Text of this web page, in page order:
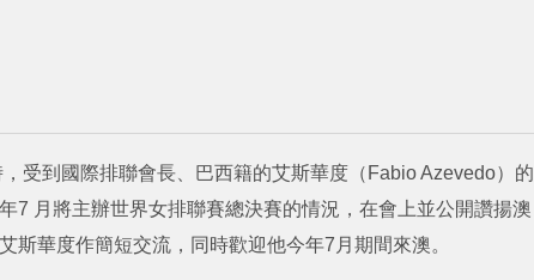
受到國際排聯會長、巴西籍的艾斯華度（Fabio Azevedo）的
7 月將主辦世界女排聯賽總決賽的情況，在會上並公開讚揚澳
斯華度作簡短交流，同時歡迎他今年7月期間來澳。